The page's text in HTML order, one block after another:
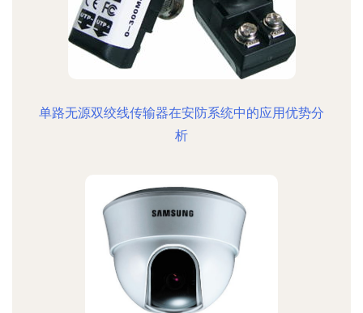
单路无源双绞线传输器在安防系统中的应用优势分
析